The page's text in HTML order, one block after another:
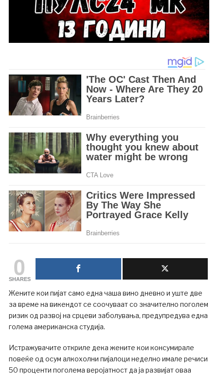
0
SHARES
Жените кои пијат само една чаша вино дневно и уште две
за време на викендот се соочуваат со значително поголем
ризик од развој на срцеви заболувања, предупредува една
голема американска студија.
Истражувачите откриле дека жените кои консумирале
повеќе од осум алкохолни пијалоци неделно имале речиси
50 проценти поголема веројатност да ја развијат оваа